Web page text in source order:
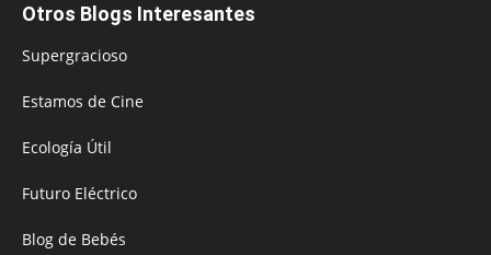
Otros Blogs Interesantes
Supergracioso
Estamos de Cine
Ecología Útil
Futuro Eléctrico
Blog de Bebés